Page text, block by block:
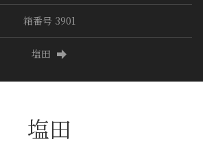
箱番号 3901
塩田
塩田